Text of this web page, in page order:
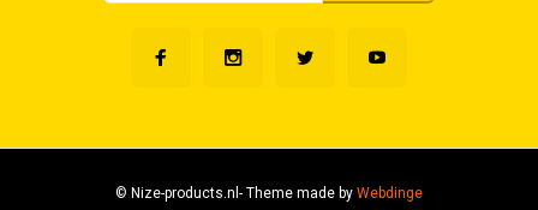
© Nize-products.nl- Theme made byWebdinge